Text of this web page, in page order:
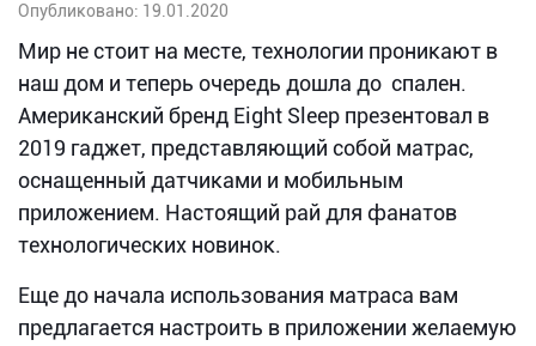
Опубликовано: 19.01.2020
Мир не стоит на месте, технологии проникают в
наш дом и теперь очередь дошла до спален.
Американский бренд Eight Sleep презентовал в
2019 гаджет, представляющий собой матрас,
оснащенный датчиками и мобильным
приложением. Настоящий рай для фанатов
технологических новинок.
Еще до начала использования матраса вам
предлагается настроить в приложении желаемую